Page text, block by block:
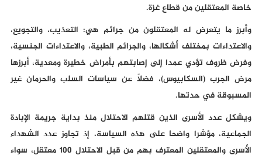
خاصة المعتقلين من قطاع غزة.
وأبرز ما يتعرض له المعتقلون من جرائم هي: التعذيب، والتجويع،
والاعتداءات بمختلف أشكالها، والجرائم الطبية، والاعتداءات الجنسية،
وفرض ظروف تؤدي عمدا إلى إصابتهم بأمراض خطيرة ومعدية، أبرزها
مرض الجرب (السكابيوس)، فضلاً عن سياسات السلب والحرمان غير
المسبوقة في حدتها.
ويشكل عدد الأسرى الذين قتلهم الاحتلال منذ بداية جريمة الإبادة
الجماعية، مؤشرا واضحا على هذه السياسة، إذ تجاوز عدد الشهداء
الأسرى والمعتقلين المعترف بهم من قبل الاحتلال 100 معتقل، سواء